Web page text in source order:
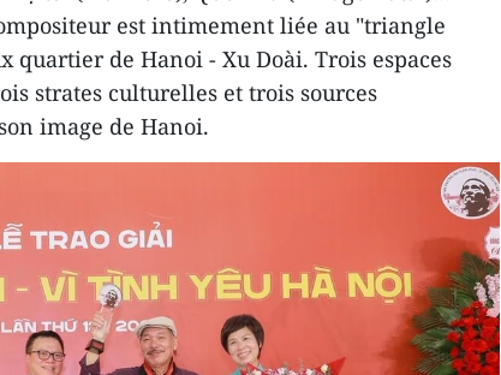
est intimement liée au "triangle
quartier de Hanoi - Xu Doài. Trois espaces
strates culturelles et trois sources
image de Hanoi.